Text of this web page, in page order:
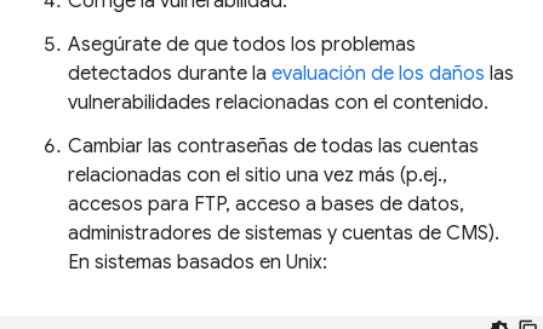
Asegúrate de que todos los problemas
detectados durante la evaluación de los daños las
vulnerabilidades relacionadas con el contenido.
Cambiar las contraseñas de todas las cuentas
relacionadas con el sitio una vez más (p.ej.,
accesos para FTP, acceso a bases de datos,
administradores de sistemas y cuentas de CMS).
En sistemas basados en Unix: